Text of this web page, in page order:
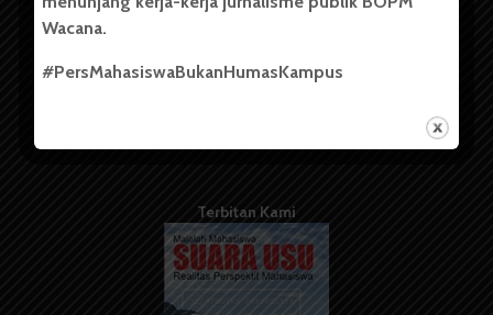
Pedoman Media Siber
Kode Etik Jurnalistik
Terbitan Kami
Wacana.
#PersMahasiswaBukanHumasKampus